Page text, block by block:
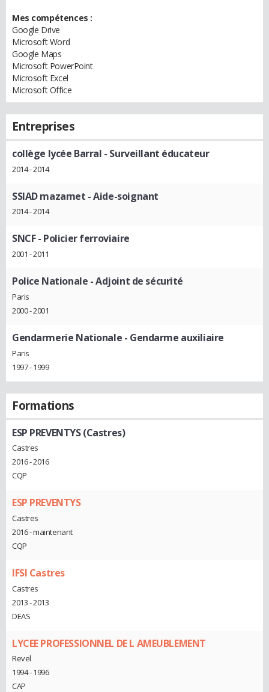
Mes compétences :
Google Drive
Microsoft Word
Google Maps
Microsoft PowerPoint
Microsoft Excel
Microsoft Office
Entreprises
collège lycée Barral - Surveillant éducateur
2014 - 2014
SSIAD mazamet - Aide-soignant
2014 - 2014
SNCF- Policier ferroviaire
2001 - 2011
Police Nationale - Adjoint de sécurité
Paris
2000 - 2001
Gendarmerie Nationale - Gendarme auxiliaire
Paris
1997 - 1999
Formations
ESP PREVENTYS (Castres)
Castres
2016 - 2016
CQP
ESP PREVENTYS
Castres
2016 - maintenant
CQP
IFSI Castres
Castres
2013 - 2013
DEAS
LYCEE PROFESSIONNEL DE L AMEUBLEMENT
Revel
1994 - 1996
CAP